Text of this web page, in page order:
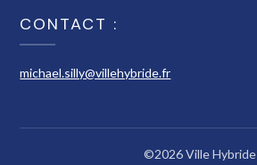
CONTACT :
michael.silly@villehybride.fr
©2026 Ville Hybride